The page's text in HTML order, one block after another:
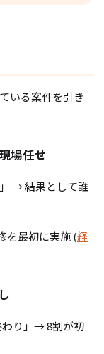
いる案件を引き
場任せ
→ 結果として誰
を最初に実施 (経
わり」→ 8割が初